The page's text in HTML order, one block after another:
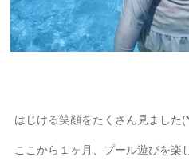
はじける笑顔をたくさん見ました
ここから１ヶ月、プール遊びを楽